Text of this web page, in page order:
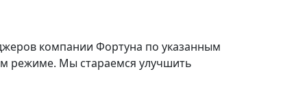
компании Фортуна по указанным
режиме. Мы стараемся улучшить